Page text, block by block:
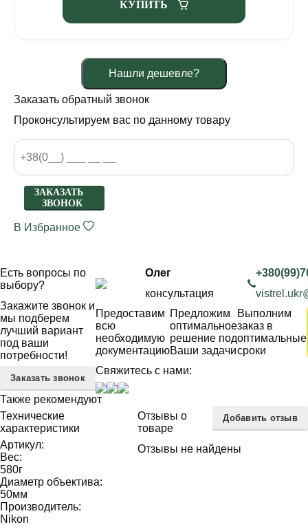
КУПИТЬ
Нашли дешевле?
Заказать обратный звонок
Проконсультируем вас по данному товару
ЗАКАЗАТЬ
ЗВОНОК
В Избранное
Есть вопросы по
выбору?
Закажите звонок и
мы подберем
лучший вариант
под ваши
потребности!
Заказать звонок
Олег
консультация
Предоставим
всю
необходимую
документацию
Предложим
оптимальное
решение под
Ваши задачи
Выполним
заказ в
оптимальные
сроки
Свяжитесь с нами:
Также рекомендуют
Технические
характеристики
Артикул:
Вес:
580г
Диаметр объектива:
50мм
Производитель:
Nikon
Отзывы о
товаре
Добавить отзыв
Отзывы не найдены